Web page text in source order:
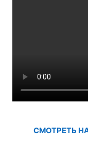
СМОТРЕТЬ НА